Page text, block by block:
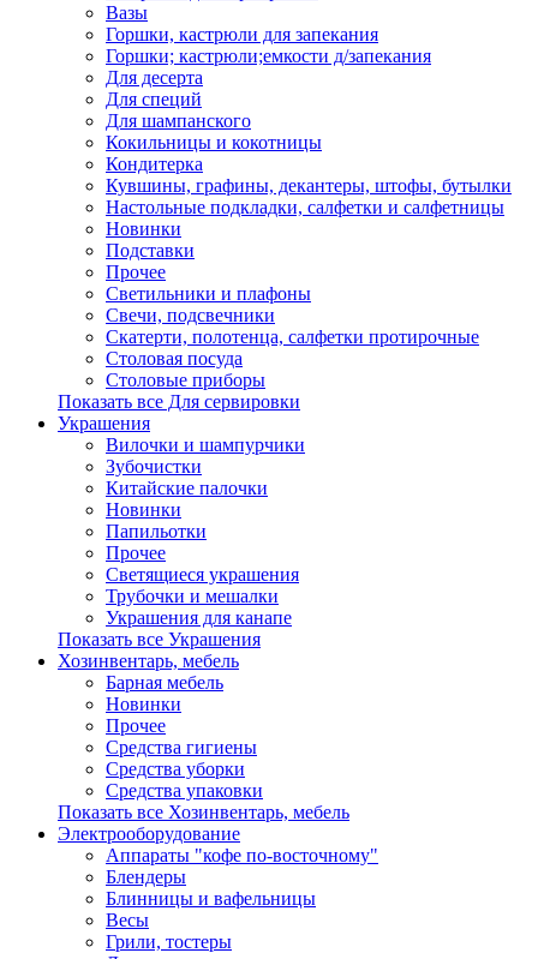
Вазы
Горшки, кастрюли для запекания
Горшки; кастрюли;емкости д/запекания
Для десерта
Для специй
Для шампанского
Кокильницы и кокотницы
Кондитерка
Кувшины, графины, декантеры, штофы, бутылки
Настольные подкладки, салфетки и салфетницы
Новинки
Подставки
Прочее
Светильники и плафоны
Свечи, подсвечники
Скатерти, полотенца, салфетки протирочные
Столовая посуда
Столовые приборы
Показать все Для сервировки
Украшения
Вилочки и шампурчики
Зубочистки
Китайские палочки
Новинки
Папильотки
Прочее
Светящиеся украшения
Трубочки и мешалки
Украшения для канапе
Показать все Украшения
Хозинвентарь, мебель
Барная мебель
Новинки
Прочее
Средства гигиены
Средства уборки
Средства упаковки
Показать все Хозинвентарь, мебель
Электрооборудование
Аппараты "кофе по-восточному"
Блендеры
Блинницы и вафельницы
Весы
Грили, тостеры